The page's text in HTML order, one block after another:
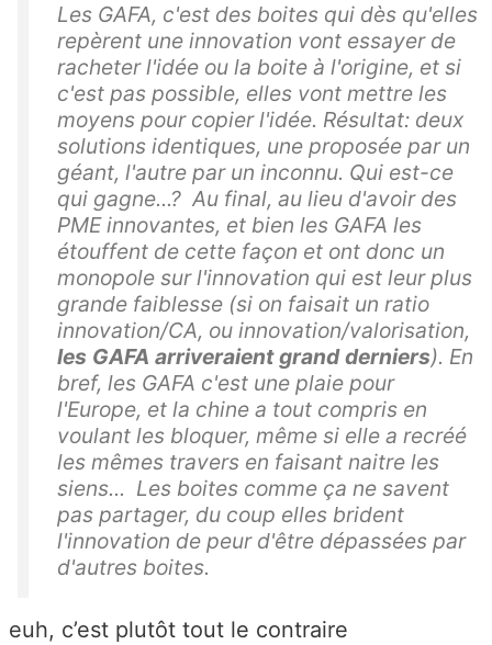
Les GAFA, c'est des boites qui dès qu'elles
repèrent une innovation vont essayer de
racheter l'idée ou la boite à l'origine, et si
c'est pas possible, elles vont mettre les
moyens pour copier l'idée. Résultat: deux
solutions identiques, une proposée par un
géant, l'autre par un inconnu. Qui est-ce
qui gagne...? Au final, au lieu d'avoir des
PME innovantes, et bien les GAFA les
étouffent de cette façon et ont donc un
monopole sur l'innovation qui est leur plus
grande faiblesse (si on faisait un ratio
innovation/CA, ou innovation/valorisation,
les GAFA arriveraient grand derniers). En
bref, les GAFA c'est une plaie pour
l'Europe, et la chine a tout compris en
voulant les bloquer, même si elle a recréé
les mêmes travers en faisant naitre les
siens... Les boites comme ça ne savent
pas partager, du coup elles brident
l'innovation de peur d'être dépassées par
d'autres boites.
euh, c’est plutôt tout le contraire